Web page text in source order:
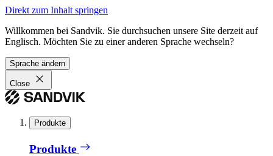
Direkt zum Inhalt springen
Willkommen bei Sandvik. Sie durchsuchen unsere Site derzeit auf
Englisch. Möchten Sie zu einer anderen Sprache wechseln?
Sprache ändern
Close
Produkte
Produkte